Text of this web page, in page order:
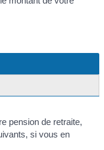
pension de retraite,
si vous en